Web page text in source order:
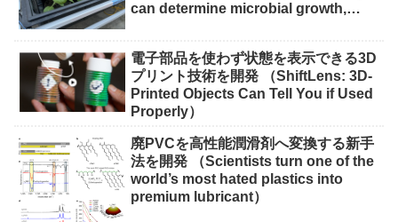
can determine microbial growth,
電子部品を使わず状態を表示できる3D
プリント技術を開発 （ShiftLens: 3D-
Printed Objects Can Tell You if Used
Properly）
廃PVCを高性能潤滑剤へ変換する新手
法を開発 （Scientists turn one of the
world’s most hated plastics into
premium lubricant）